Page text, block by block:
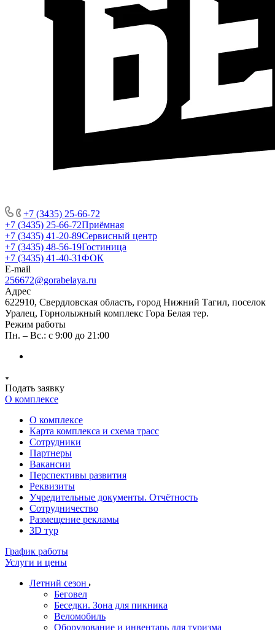
+7 (3435) 25-66-72
+7 (3435) 25-66-72Приёмная
+7 (3435) 41-20-89Сервисный центр
+7 (3435) 48-56-19Гостиница
+7 (3435) 41-40-31ФОК
E-mail
256672@gorabelaya.ru
Адрес
622910, Свердловская область, город Нижний Тагил, поселок
Уралец, Горнолыжный комплекс Гора Белая тер.
Режим работы
Пн. – Вс.: с 9:00 до 21:00
Подать заявку
О комплексе
О комплексе
Карта комплекса и схема трасс
Сотрудники
Партнеры
Вакансии
Перспективы развития
Реквизиты
Учредительные документы. Отчётность
Сотрудничество
Размещение рекламы
3D тур
График работы
Услуги и цены
Летний сезон
Беговел
Беседки. Зона для пикника
Веломобиль
Оборудование и инвентарь для туризма